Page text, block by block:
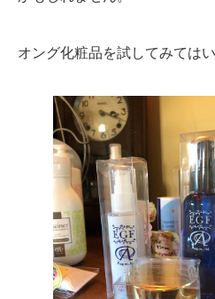
オング化粧品を試してみては